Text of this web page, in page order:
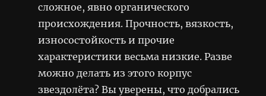
сложное, явно органического
происхождения. Прочность, вязкость,
износостойкость и прочие
характеристики весьма низкие. Разве
можно делать из этого корпус
звездолёта? Вы уверены, что добрались